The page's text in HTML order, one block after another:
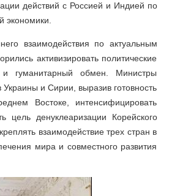
действий с Россией и Индией по
экономики.
взаимодействия по актуальным
активизировать политические
и гуманитарный обмен. Министры
и Сирии, выразив готовность
Востоке, интенсифицировать
цель денуклеаризации Корейского
взаимодействие трех стран в
мира и совместного развития